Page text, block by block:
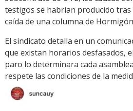
testigos se habrían producido
caída de una columna de
El sindicato detalla en un
que existan horarios desfasados,
paro lo determinara cada
respete las condiciones de la